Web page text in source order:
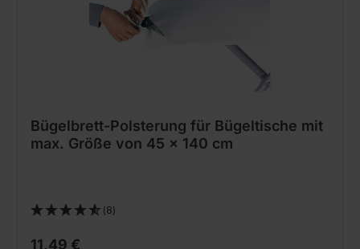
Bügelbrett-Polsterung für Bügeltische mit
max. Größe von 45 x 140 cm
(8)
11,49 €